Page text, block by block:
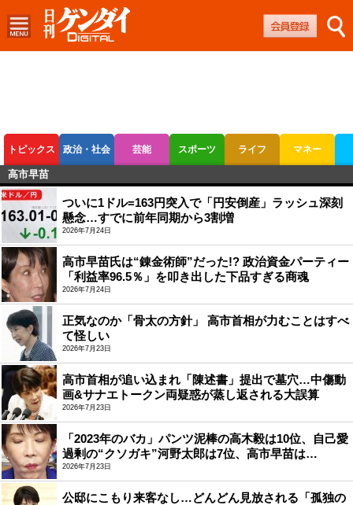
トピックス 政治・社会 芸能 スポーツ ライフ マネー
ボートレース
高市早苗
ついに1ドル=163円突入で「円安倒産」ラッシュ深刻
懸念…すでに前年同期から3割増
2026年7月24日
高市早苗氏は“錬金術師”だった!? 政治資金パーティー
「利益率96.5％」を叩き出した下品すぎる商魂
2026年7月24日
正気なのか「骨太の方針」 高市首相が力むことはすべ
て怪しい
2026年7月23日
高市首相が追い込まれ「陳述書」提出で墓穴…中傷動
画&サナエトークン両疑惑が蒸し返される大誤算
2026年7月23日
「2023年のバカ」パンツ泥棒の高木毅は10位、自己愛
過剰の“クソガキ”河野太郎は7位、高市早苗は…
2026年7月23日
公邸にこもり来客なし…どんどん見放される「孤独の